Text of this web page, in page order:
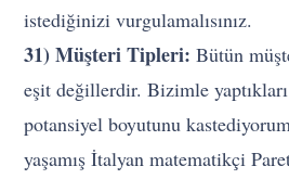
istediğinizi vurgulamalısınız.
31) Müşteri Tipleri: Bütün
eşit değillerdir. Bizimle
potansiyel boyutunu
yaşamış İtalyan matematikçi